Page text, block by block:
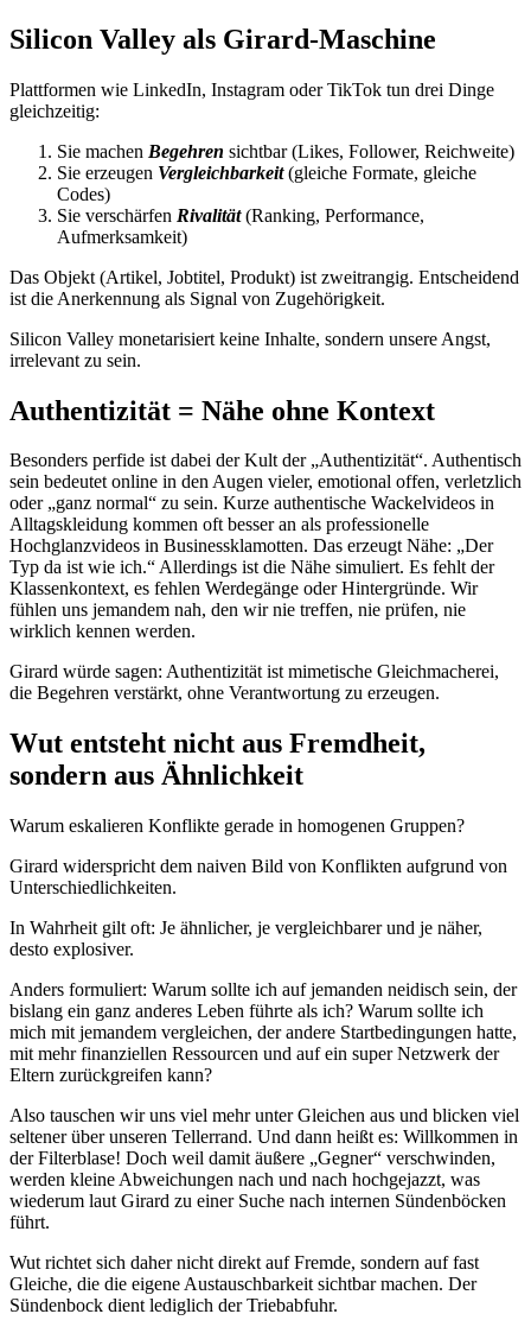
Silicon Valley als Girard-Maschine
Plattformen wie LinkedIn, Instagram oder TikTok tun drei Dinge
gleichzeitig:
Sie machen Begehren sichtbar (Likes, Follower, Reichweite)
Sie erzeugen Vergleichbarkeit(gleiche Formate, gleiche
Codes)
Sie verschärfen Rivalität(Ranking, Performance,
Aufmerksamkeit)
Das Objekt (Artikel, Jobtitel, Produkt) ist zweitrangig. Entscheidend
ist die Anerkennung als Signal von Zugehörigkeit.
Silicon Valley monetarisiert keine Inhalte, sondern unsere Angst,
irrelevant zu sein.
Authentizität = Nähe ohne Kontext
Besonders perfide ist dabei der Kult der „Authentizität“. Authentisch
sein bedeutet online in den Augen vieler, emotional offen, verletzlich
oder „ganz normal“ zu sein. Kurze authentische Wackelvideos in
Alltagskleidung kommen oft besser an als professionelle
Hochglanzvideos in Businessklamotten. Das erzeugt Nähe: „Der
Typ da ist wie ich.“ Allerdings ist die Nähe simuliert. Es fehlt der
Klassenkontext, es fehlen Werdegänge oder Hintergründe. Wir
fühlen uns jemandem nah, den wir nie treffen, nie prüfen, nie
wirklich kennen werden.
Girard würde sagen: Authentizität ist mimetische Gleichmacherei,
die Begehren verstärkt, ohne Verantwortung zu erzeugen.
Wut entsteht nicht aus Fremdheit,
sondern aus Ähnlichkeit
Warum eskalieren Konflikte gerade in homogenen Gruppen?
Girard widerspricht dem naiven Bild von Konflikten aufgrund von
Unterschiedlichkeiten.
In Wahrheit gilt oft: Je ähnlicher, je vergleichbarer und je näher,
desto explosiver.
Anders formuliert: Warum sollte ich auf jemanden neidisch sein, der
bislang ein ganz anderes Leben führte als ich? Warum sollte ich
mich mit jemandem vergleichen, der andere Startbedingungen hatte,
mit mehr finanziellen Ressourcen und auf ein super Netzwerk der
Eltern zurückgreifen kann?
Also tauschen wir uns viel mehr unter Gleichen aus und blicken viel
seltener über unseren Tellerrand. Und dann heißt es: Willkommen in
der Filterblase! Doch weil damit äußere „Gegner“ verschwinden,
werden kleine Abweichungen nach und nach hochgejazzt, was
wiederum laut Girard zu einer Suche nach internen Sündenböcken
führt.
Wut richtet sich daher nicht direkt auf Fremde, sondern auf fast
Gleiche, die die eigene Austauschbarkeit sichtbar machen. Der
Sündenbock dient lediglich der Triebabfuhr.